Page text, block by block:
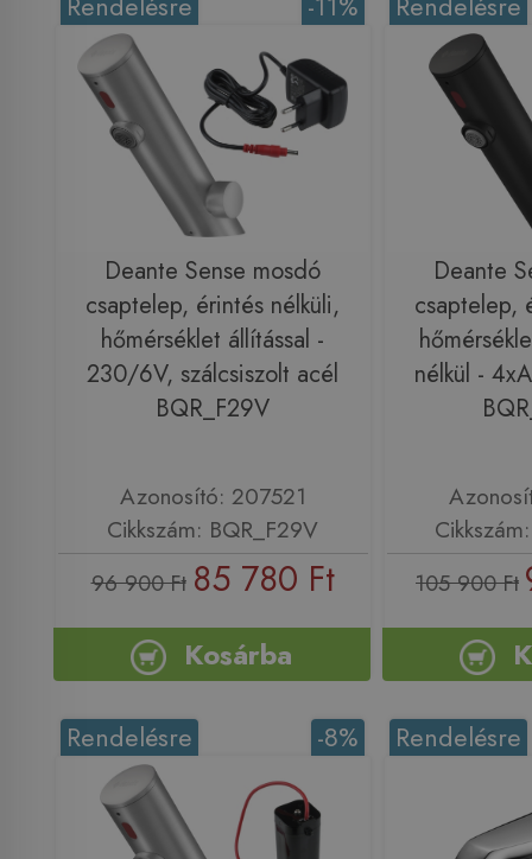
Deante Sense mosdó
csaptelep, érintés nélküli,
hőmérséklet állítással -
230/6V, szálcsiszolt acél
BQR_F29V
Azonosító: 207521
Cikkszám: BQR_F29V
96 900 Ft 85 780 Ft
Kosárba
Deante
csaptelep,
nélkül -
105 900 Ft
-8%
Rendelésre Rendelésre